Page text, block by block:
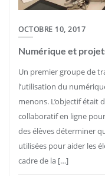
OCTOBRE 10, 2017
Numérique et
Un premier groupe de
l’utilisation du
menons. L’objectif
collaboratif en ligne
des élèves déterminer
utilisées pour aider les
cadre de la […]